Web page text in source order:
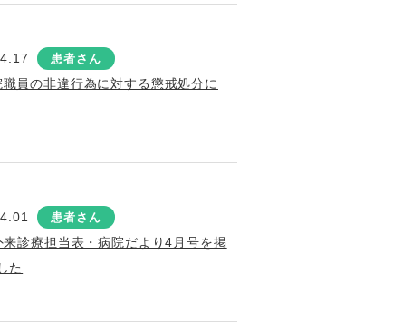
患者さん
職員の非違行為に対する懲戒処分に
患者さん
来診療担当表・病院だより4月号を掲
た